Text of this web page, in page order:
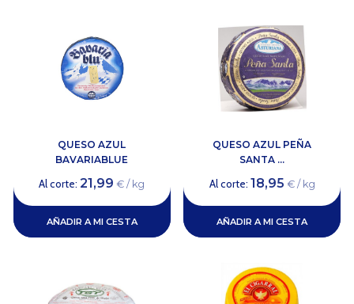
QUESO AZUL
BAVARIABLUE
Al corte:21,99 € / kg
AÑADIR A MI CESTA
QUESO AZUL PEÑA
SANTA ...
Al corte: 18,95 € / kg
AÑADIR A MI CESTA